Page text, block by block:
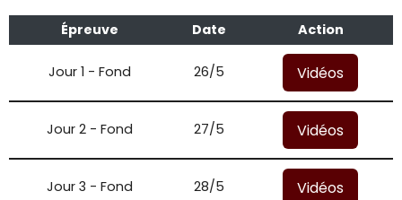
Épreuve Date Action
Jour 1 - Fond 26/5 Vidéos
Jour 2 - Fond 27/5 Vidéos
Jour 3 - Fond 28/5 Vidéos